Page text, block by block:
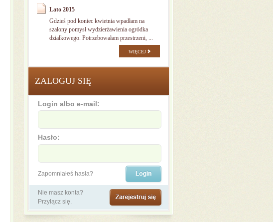
Lato 2015
Gdzieś pod koniec kwietnia wpadłam na
szalony pomysł wydzierżawienia ogródka
działkowego. Potrzebowałam przestrzeni, ...
WIĘCEJ
ZALOGUJ SIĘ
Login albo e-mail:
Hasło:
Zapomniałeś hasła?
Nie masz konta?
Przyłącz się.